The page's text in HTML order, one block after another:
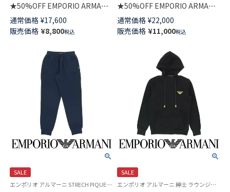
★50%OFF EMPORIO ARMANI
STRECH PIQUET TERRY CREE
NECK SWEATSHIRT ストレッチ
ピケ テリー スウェットトレー
メンズ 54095745
通常価格 ¥17,600
販売価格 ¥8,800税込
★50%OFF EMPORIO ARMANI
STRECH PIQUET TERRY
FULLZIP HOODIE ストレッチ
ピケ テリー スウェット ラウン
通常価格 ¥22,000
販売価格 ¥11,000税込
SALE
エンポリオ アルマーニ STRECH PIQUET TERRY TROUSERS ボトムス 紳士 ラウンジウェア 公式オンラインショップ
SALE
エンポリオ アルマーニ 紳士 ラウンジウェア 公式オンラインショップ